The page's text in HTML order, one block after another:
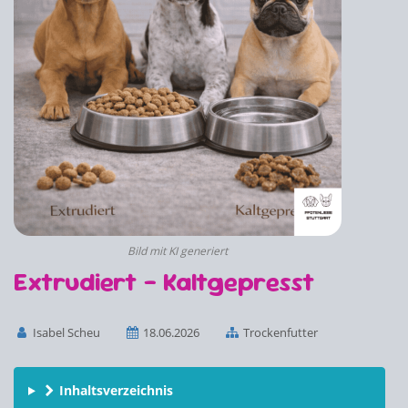
Bild mit KI generiert
Extrudiert - Kaltgepresst
Isabel Scheu 18.06.2026 Trockenfutter
Inhaltsverzeichnis